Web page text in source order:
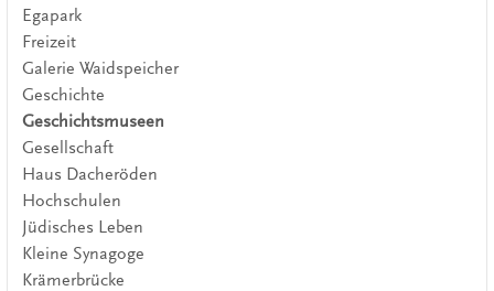
Egapark
Freizeit
Galerie Waidspeicher
Geschichte
Geschichtsmuseen
Gesellschaft
Haus Dacheröden
Hochschulen
Jüdisches Leben
Kleine Synagoge
Krämerbrücke